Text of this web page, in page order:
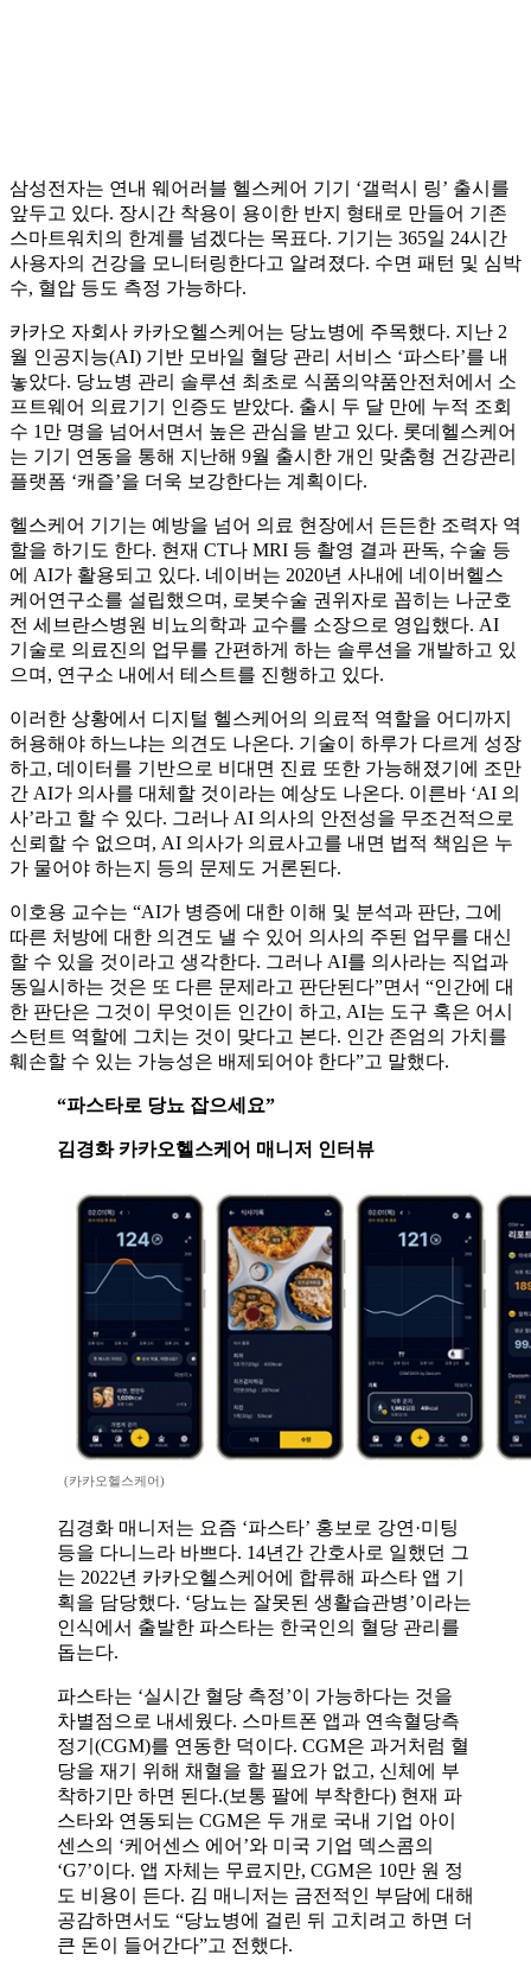
삼성전자는 연내 웨어러블 헬스케어 기기 ‘갤럭시 링’ 출시를
앞두고 있다. 장시간 착용이 용이한 반지 형태로 만들어 기존
스마트워치의 한계를 넘겠다는 목표다. 기기는 365일 24시간
사용자의 건강을 모니터링한다고 알려졌다. 수면 패턴 및 심박
수, 혈압 등도 측정 가능하다.
카카오 자회사 카카오헬스케어는 당뇨병에 주목했다. 지난 2
월 인공지능(AI) 기반 모바일 혈당 관리 서비스 ‘파스타’를 내
놓았다. 당뇨병 관리 솔루션 최초로 식품의약품안전처에서 소
프트웨어 의료기기 인증도 받았다. 출시 두 달 만에 누적 조회
수 1만 명을 넘어서면서 높은 관심을 받고 있다. 롯데헬스케어
는 기기 연동을 통해 지난해 9월 출시한 개인 맞춤형 건강관리
플랫폼 ‘캐즐’을 더욱 보강한다는 계획이다.
헬스케어 기기는 예방을 넘어 의료 현장에서 든든한 조력자 역
할을 하기도 한다. 현재 CT나 MRI 등 촬영 결과 판독, 수술 등
에 AI가 활용되고 있다. 네이버는 2020년 사내에 네이버헬스
케어연구소를 설립했으며, 로봇수술 권위자로 꼽히는 나군호
전 세브란스병원 비뇨의학과 교수를 소장으로 영입했다. AI
기술로 의료진의 업무를 간편하게 하는 솔루션을 개발하고 있
으며, 연구소 내에서 테스트를 진행하고 있다.
이러한 상황에서 디지털 헬스케어의 의료적 역할을 어디까지
허용해야 하느냐는 의견도 나온다. 기술이 하루가 다르게 성장
하고, 데이터를 기반으로 비대면 진료 또한 가능해졌기에 조만
간 AI가 의사를 대체할 것이라는 예상도 나온다. 이른바 ‘AI 의
사’라고 할 수 있다. 그러나 AI 의사의 안전성을 무조건적으로
신뢰할 수 없으며, AI 의사가 의료사고를 내면 법적 책임은 누
가 물어야 하는지 등의 문제도 거론된다.
이호용 교수는 “AI가 병증에 대한 이해 및 분석과 판단, 그에
따른 처방에 대한 의견도 낼 수 있어 의사의 주된 업무를 대신
할 수 있을 것이라고 생각한다. 그러나 AI를 의사라는 직업과
동일시하는 것은 또 다른 문제라고 판단된다”면서 “인간에 대
한 판단은 그것이 무엇이든 인간이 하고, AI는 도구 혹은 어시
스턴트 역할에 그치는 것이 맞다고 본다. 인간 존엄의 가치를
훼손할 수 있는 가능성은 배제되어야 한다”고 말했다.
“파스타로 당뇨 잡으세요”
김경화 카카오헬스케어 매니저 인터뷰
(카카오헬스케어)
김경화 매니저는 요즘 ‘파스타’ 홍보로 강연·미팅
등을 다니느라 바쁘다. 14년간 간호사로 일했던 그
는 2022년 카카오헬스케어에 합류해 파스타 앱 기
획을 담당했다. ‘당뇨는 잘못된 생활습관병’이라는
인식에서 출발한 파스타는 한국인의 혈당 관리를
돕는다.
파스타는 ‘실시간 혈당 측정’이 가능하다는 것을
차별점으로 내세웠다. 스마트폰 앱과 연속혈당측
정기(CGM)를 연동한 덕이다. CGM은 과거처럼 혈
당을 재기 위해 채혈을 할 필요가 없고, 신체에 부
착하기만 하면 된다.(보통 팔에 부착한다) 현재 파
스타와 연동되는 CGM은 두 개로 국내 기업 아이
센스의 ‘케어센스 에어’와 미국 기업 덱스콤의
‘G7’이다. 앱 자체는 무료지만, CGM은 10만 원 정
도 비용이 든다. 김 매니저는 금전적인 부담에 대해
공감하면서도 “당뇨병에 걸린 뒤 고치려고 하면 더
큰 돈이 들어간다”고 전했다.